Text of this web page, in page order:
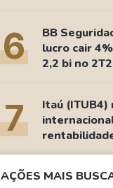
6
BB
lucro cair
2,2 bi no
7
Itaú (ITUB4)
AÇÕES MAIS